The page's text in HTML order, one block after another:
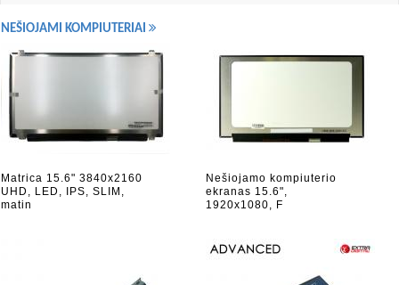
NEŠIOJAMI KOMPIUTERIAI
Matrica 15.6" 3840x2160
UHD, LED, IPS, SLIM,
matin
Nešiojamo kompiuterio
ekranas 15.6",
1920x1080, F